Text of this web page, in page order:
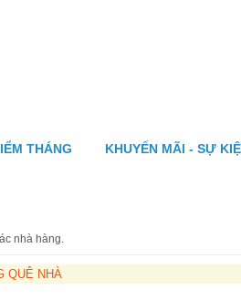
THÁNG KHUYẾN MÃI - SỰ
nhà hàng.
QUÊ NHÀ